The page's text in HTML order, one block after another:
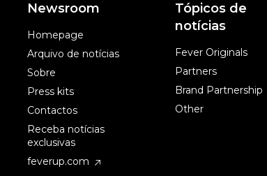
Newsroom
Homepage
Arquivo de notícias
Sobre
Press kits
Contactos
Receba notícias
exclusivas
feverup.com
Tópicos de
notícias
Fever Originals
Partners
Brand Partnership
Other